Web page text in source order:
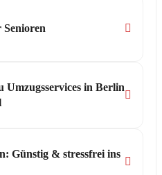
Umzugsservices in Berlin
Günstig & stressfrei ins